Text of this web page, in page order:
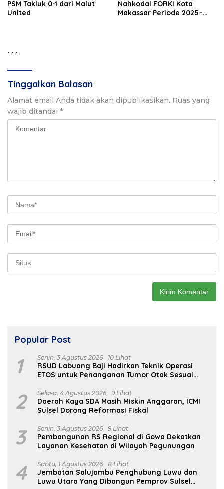
PSM Takluk 0-1 dari Malut
United
Nahkodai FORKI Kota
Makassar Periode 2025–
```
Tinggalkan Balasan
Alamat email Anda tidak akan dipublikasikan. Ruas yang
wajib ditandai *
Popular Post
1 Senin, 3 Agustus 2026 10 Lihat
RSUD Labuang Baji Hadirkan Teknik Operasi
ETOS untuk Penanganan Tumor Otak Sesuai
2 Selasa, 4 Agustus 2026 9 Lihat
Daerah Kaya SDA Masih Miskin Anggaran, ICMI
Sulsel Dorong Reformasi Fiskal
3 Senin, 3 Agustus 2026 9 Lihat
Pembangunan RS Regional di Gowa Dekatkan
Layanan Kesehatan di Wilayah Pegunungan
4 Sabtu, 1 Agustus 2026 8 Lihat
Jembatan Salujambu Penghubung Luwu dan
Luwu Utara Yang Dibangun Pemprov Sulsel